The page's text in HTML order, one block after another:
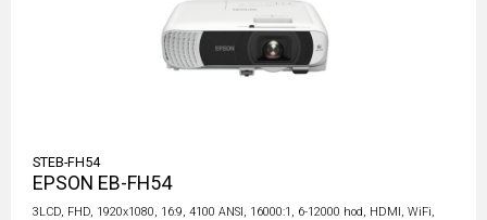
STEB-FH54
EPSON EB-FH54
3LCD, FHD, 1920x1080, 16:9, 4100 ANSI, 16000:1, 6-12000 hod, HDMI, WiFi,